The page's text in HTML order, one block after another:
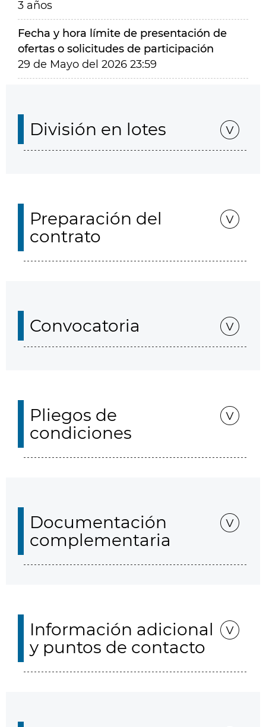
3 años
Fecha y hora límite de presentación de
ofertas o solicitudes de participación
29 de Mayo del 2026 23:59
División en lotes
Preparación del
contrato
Convocatoria
Pliegos de
condiciones
Documentación
complementaria
Información adicional
y puntos de contacto